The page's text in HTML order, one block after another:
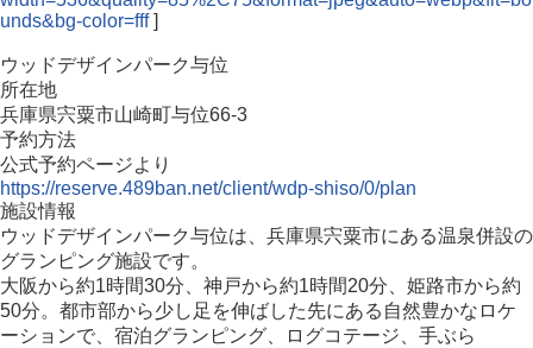
unds&bg-color=fff]
ウッドデザインパーク与位
所在地
兵庫県宍粟市山崎町与位66-3
予約方法
公式予約ページより
https://reserve.489ban.net/client/wdp-shiso/0/plan
施設情報
ウッドデザインパーク与位は、兵庫県宍粟市にある温泉併設の
グランピング施設です。
大阪から約1時間30分、神戸から約1時間20分、姫路市から約
50分。都市部から少し足を伸ばした先にある自然豊かなロケ
ーションで、宿泊グランピング、ログコテージ、手ぶら